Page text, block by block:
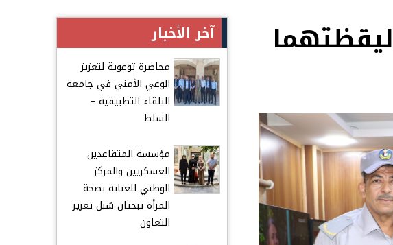
آخر الأخبار
محاضرة توعوية لتعزيز
الوعي الأمني في جامعة
البلقاء التطبيقية –
السلط
مؤسسة المتقاعدين
العسكريين والمركز
الوطني للعناية بصحة
المرأة يبحثان سُبل تعزيز
التعاون